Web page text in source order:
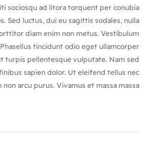
sociosqu ad litora torquent per conubia
Sed luctus, dui eu sagittis sodales, nulla
diam enim non metus. Vestibulum
tincidunt odio eget ullamcorper
turpis pellentesque vulputate. Nam sed
sapien dolor. Ut eleifend tellus nec
arcu purus. Vivamus et massa massa.